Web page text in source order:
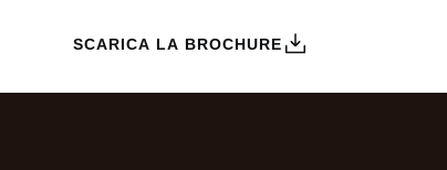
SCARICA LA BROCHURE